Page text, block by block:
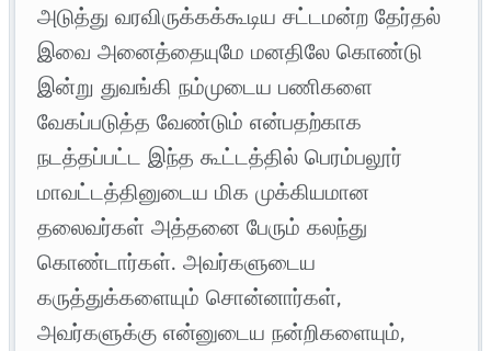
அடுத்து வரவிருக்கக்கூடிய சட்டமன்ற தேர்தல்
இவை அனைத்தையுமே மனதிலே கொண்டு
இன்று துவங்கி நம்முடைய பணிகளை
வேகப்படுத்த வேண்டும் என்பதற்காக
நடத்தப்பட்ட இந்த கூட்டத்தில் பெரம்பலூர்
மாவட்டத்தினுடைய மிக முக்கியமான
தலைவர்கள் அத்தனை பேரும் கலந்து
கொண்டார்கள். அவர்களுடைய
கருத்துக்களையும் சொன்னார்கள்,
அவர்களுக்கு என்னுடைய நன்றிகளையும்,